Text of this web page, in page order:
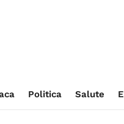
Politica Salute